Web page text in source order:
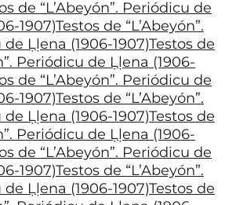
de “L’Abeyón”. Periódicu de
1907)Testos de “L’Abeyón”.
Ḷḷena (1906-1907)Testos de
Periódicu de Ḷḷena (1906-
de “L’Abeyón”. Periódicu de
1907)Testos de “L’Abeyón”.
Ḷḷena (1906-1907)Testos de
Periódicu de Ḷḷena (1906-
de “L’Abeyón”. Periódicu de
1907)Testos de “L’Abeyón”.
Ḷḷena (1906-1907)Testos de